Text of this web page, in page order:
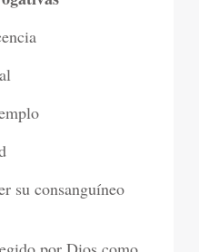
su consanguíneo